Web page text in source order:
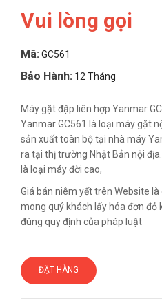
Vui lòng gọi
Mã: GC561
Bảo Hành: 12 Tháng
Máy gặt đập liên hợp Yanmar
Yanmar GC561 là loại máy gặt
sản xuất toàn bộ tại nhà máy
ra tại thị trường Nhật Bản nội
là loại máy đời cao,
Giá bán niêm yết trên Website là
mong quý khách lấy hóa đơn đỏ
đúng quy định của pháp luật
ĐẶT HÀNG